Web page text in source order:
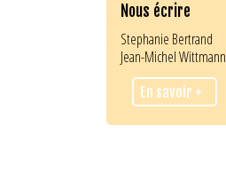
Nous écrire
Stephanie Bertrand
Jean-Michel Wittmann
En savoir +